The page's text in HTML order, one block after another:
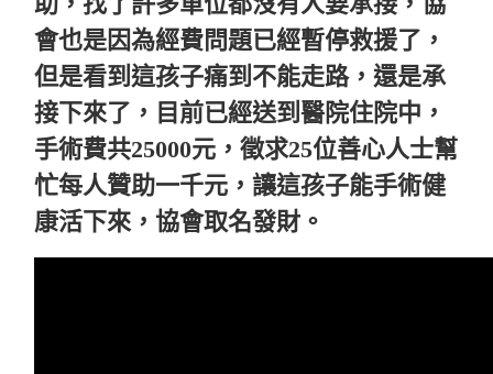
會也是因為經費問題已經暫停救援了，
但是看到這孩子痛到不能走路，還是承
接下來了，目前已經送到醫院住院中，
手術費共25000元，徵求25位善心人士幫
忙每人贊助一千元，讓這孩子能手術健
康活下來，協會取名發財。